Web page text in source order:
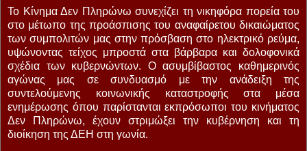
Το Κίνημα Δεν Πληρώνω συνεχίζει τη νικηφόρα πορεία του
στο μέτωπο της προάσπισης του αναφαίρετου δικαιώματος
των συμπολιτών μας στην πρόσβαση στο ηλεκτρικό ρεύμα,
υψώνοντας τείχος μπροστά στα βάρβαρα και δολοφονικά
σχέδια των κυβερνώντων. Ο ασυμβίβαστος καθημερινός
αγώνας μας σε συνδυασμό με την ανάδειξη της
συντελούμενης κοινωνικής καταστροφής στα μέσα
ενημέρωσης όπου παρίστανται εκπρόσωποι του κινήματος
Δεν Πληρώνω, έχουν στριμώξει την κυβέρνηση και τη
διοίκηση της ΔΕΗ στη γωνία.